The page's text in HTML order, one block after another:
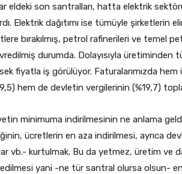
eldeki son santralları, hatta elektrik
Elektrik dağıtımı ise tümüyle şirketlerin
bırakılmış, petrol rafinerileri ve temel
durumda. Dolayısıyla üretiminden
fiyatla iş görülüyor. Faturalarımızda
hem de devletin vergilerinin (%19,7)
minimuma indirilmesinin ne anlama
ücretlerin en aza indirilmesi, ayrıca
vb.- kurtulmak. Bu da yetmez, üretim ve
yani -ne tür santral olursa olsun-